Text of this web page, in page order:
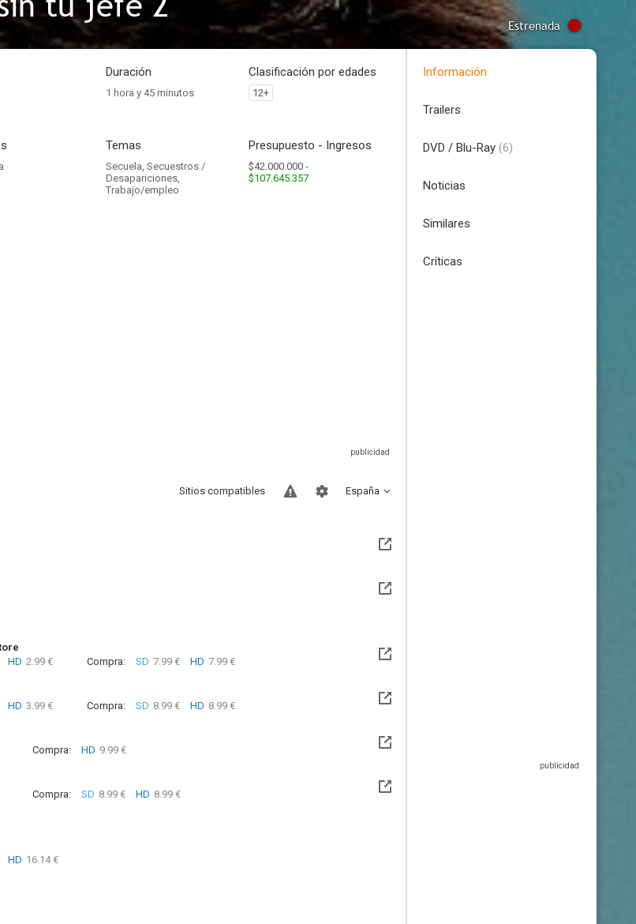
Estrenada
Duración
1 hora y 45 minutos
Clasificación por edades
12+
Temas
Secuela, Secuestros /
Desapariciones,
Trabajo/empleo
Presupuesto - Ingresos
$42.000.000 -
$107.645.357
España
Sitios compatibles
HD 2.99 € Compra: SD 7.99 € HD 7.99 €
HD 3.99 € Compra: SD 8.99 € HD 8.99 €
Compra: HD 9.99 €
Compra: SD 8.99 € HD 8.99 €
HD 16.14 €
Información
Trailers
DVD / Blu-Ray (6)
Noticias
Similares
Críticas